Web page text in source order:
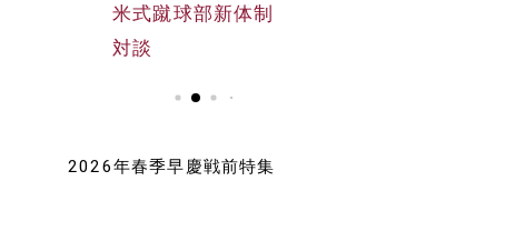
早大野球部選手名
鑑
米式蹴球部新体制
対談
早大野球部選手名
鑑
2026年春季早慶戦前特集